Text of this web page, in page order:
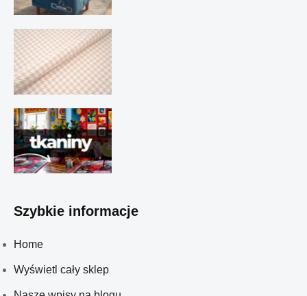
Szybkie informacje
Home
Wyświetl cały sklep